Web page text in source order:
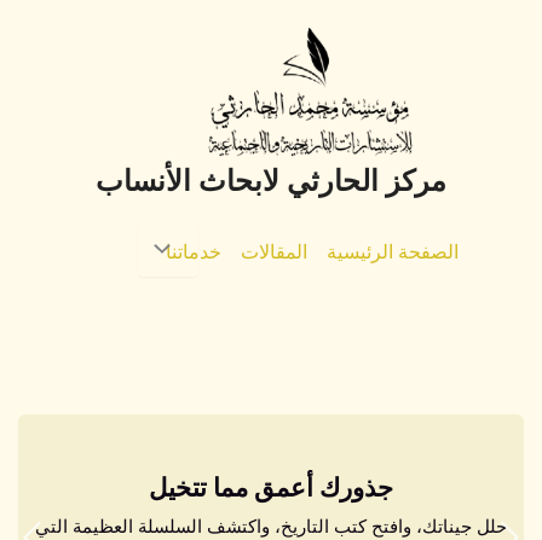
مركز الحارثي لابحاث الأنساب
الصفحة الرئيسية المقالات خدماتنا
جذورك أعمق مما تتخيل
حلل جيناتك، وافتح كتب التاريخ، واكتشف السلسلة العظيمة التي